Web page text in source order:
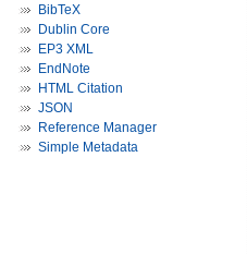
BibTeX
Dublin Core
EP3 XML
EndNote
HTML Citation
JSON
Reference Manager
Simple Metadata